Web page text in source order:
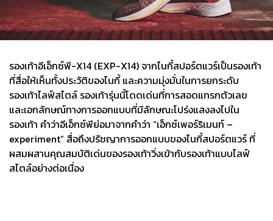
รองเท้าอีเอ็กซ์พี-X14 (EXP-X14) จากไนกี้สปอร์ตแวร์เป็นรองเท้า
ที่สื่อให้เห็นทั้งประวัติของไนกี้ และความมุ่งมั่นในการยกระดับ
รองเท้าไลฟ์สไตล์ รองเท้ารุ่นนี้โดดเด่นที่การสอดแทรกตัวเลข
และเอกลักษณ์ทางการออกแบบที่มีลักษณะโปร่งแสงลงไปใน
รองเท้า คำว่าอีเอ็กซ์พีย่อมาจากคำว่า “เอ็กซ์เพอร์ริเมนท์ –
experiment” สื่อถึงปรัชญาการออกแบบของไนกี้สปอร์ตแวร์ ที่
ผสมผสานคุณสมบัติเด่นของรองเท้าวิ่งเข้ากับรองเท้าแบบไลฟ์
สไตล์อย่างต่อเนื่อง